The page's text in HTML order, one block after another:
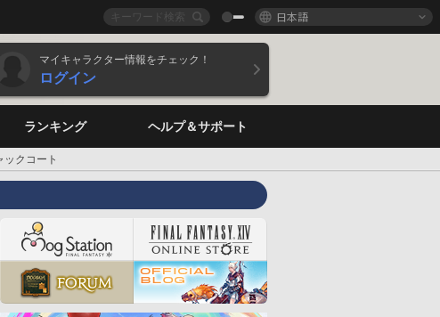
日本語
マイキャラクター情報をチェック！
ログイン
ランキング ヘルプ＆サポート
クコート